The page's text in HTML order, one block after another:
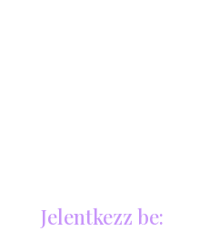
Jelentkezz be: